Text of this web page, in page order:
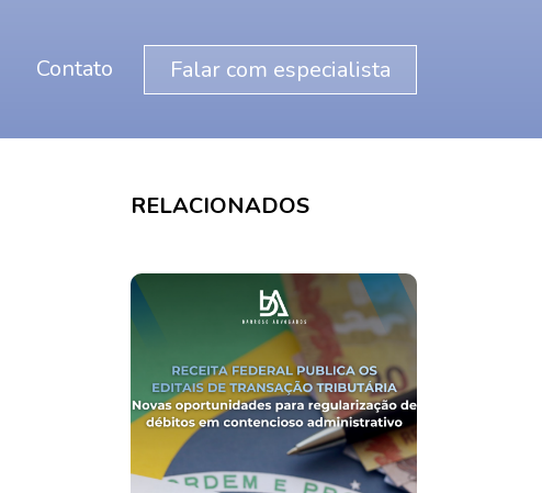
Contato Falar com especialista
RELACIONADOS